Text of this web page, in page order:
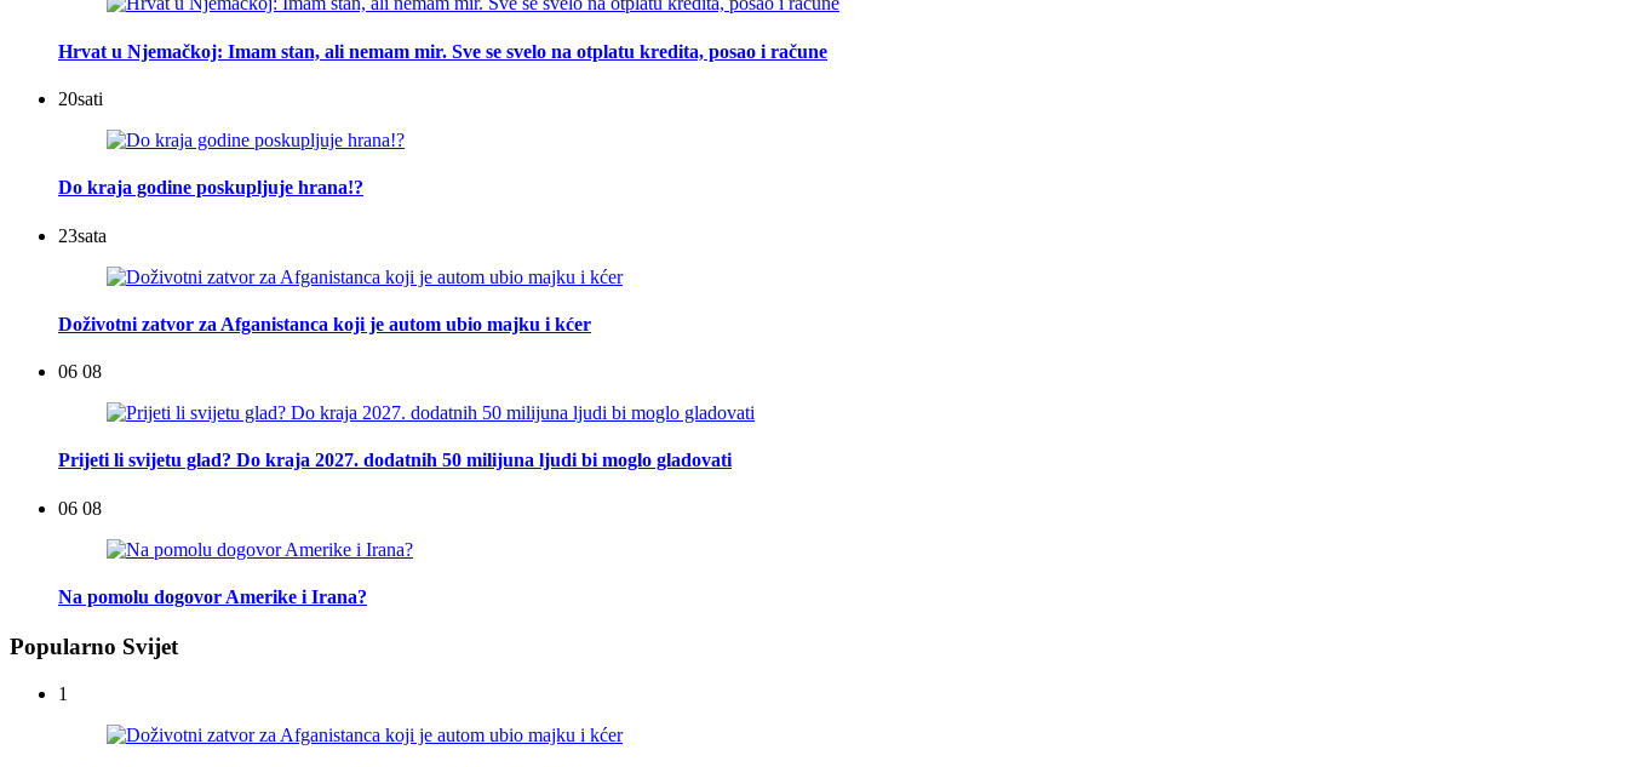
Hrvat u Njemačkoj: Imam stan, ali nemam mir. Sve se svelo na otplatu kredita, posao i račune
20sati
Do kraja godine poskupljuje hrana!?
23sata
Doživotni zatvor za Afganistanca koji je autom ubio majku i kćer
06 08
Prijeti li svijetu glad? Do kraja 2027. dodatnih 50 milijuna ljudi bi moglo gladovati
06 08
Na pomolu dogovor Amerike i Irana?
Popularno Svijet
1